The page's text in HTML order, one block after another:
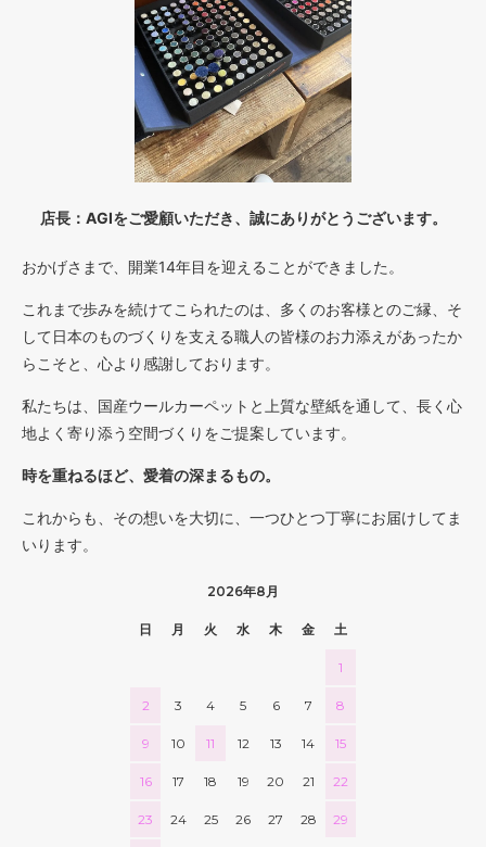
店長：AGIをご愛顧いただき、誠にありがとうございます。
おかげさまで、開業14年目を迎えることができました。
これまで歩みを続けてこられたのは、多くのお客様とのご縁、そ
して日本のものづくりを支える職人の皆様のお力添えがあったか
らこそと、心より感謝しております。
私たちは、国産ウールカーペットと上質な壁紙を通して、長く心
地よく寄り添う空間づくりをご提案しています。
時を重ねるほど、愛着の深まるもの。
これからも、その想いを大切に、一つひとつ丁寧にお届けしてま
いります。
2026年8月
日 月 火 水 木 金 土
1
2 3 4 5 6 7 8
9 10 11 12 13 14 15
16 17 18 19 20 21 22
23 24 25 26 27 28 29